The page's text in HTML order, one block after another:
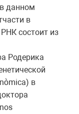
данном
в
состоит из
Родерика
в